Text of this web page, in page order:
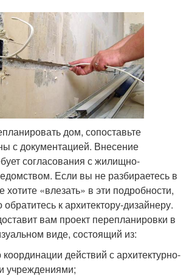
дом, сопоставьте
с документацией. Внесение
согласования с жилищно-
Если вы не разбираетесь в
хотите «влезать» в эти подробности,
к архитектору-дизайнеру.
вам проект перепланировки в
виде, состоящий из:
действий с архитектурно-
учреждениями;